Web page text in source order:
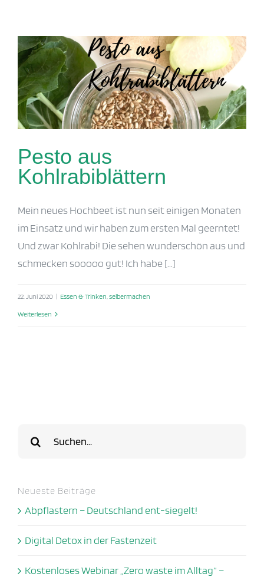
Pesto aus Kohlrabiblättern
Pesto aus
Kohlrabiblättern
Mein neues Hochbeet ist nun seit einigen Monaten
im Einsatz und wir haben zum ersten Mal geerntet!
Und zwar Kohlrabi! Die sehen wunderschön aus und
schmecken sooooo gut! Ich habe [...]
22. Juni 2020 | Essen & Trinken selbermachen
Weiterlesen
nach:
Neueste Beiträge
Abpflastern – Deutschland ent-siegelt!
Digital Detox in der Fastenzeit
Kostenloses Webinar „Zero waste im Alltag“ –